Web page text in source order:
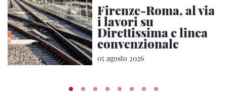
Firenze-Roma, al via
i lavori su
Direttissima e linea
convenzionale
05 agosto 2026